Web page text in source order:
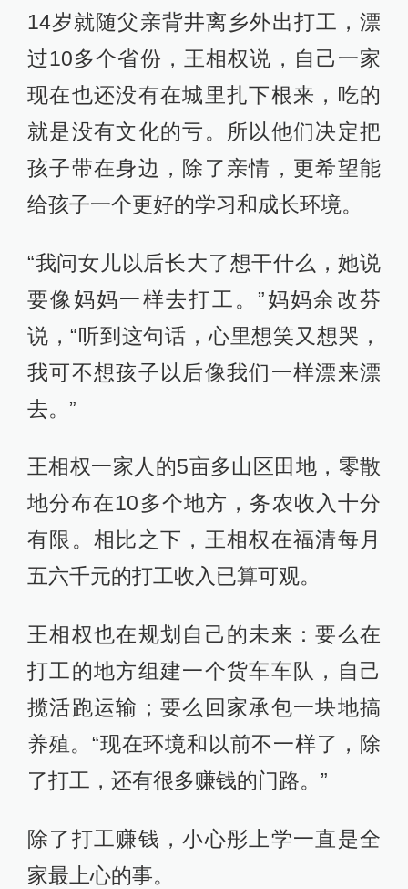
14岁就随父亲背井离乡外出打工，漂
过10多个省份，王相权说，自己一家
现在也还没有在城里扎下根来，吃的
就是没有文化的亏。所以他们决定把
孩子带在身边，除了亲情，更希望能
给孩子一个更好的学习和成长环境。
“我问女儿以后长大了想干什么，她说
要像妈妈一样去打工。”妈妈余改芬
说，“听到这句话，心里想笑又想哭，
我可不想孩子以后像我们一样漂来漂
去。”
王相权一家人的5亩多山区田地，零散
地分布在10多个地方，务农收入十分
有限。相比之下，王相权在福清每月
五六千元的打工收入已算可观。
王相权也在规划自己的未来：要么在
打工的地方组建一个货车车队，自己
揽活跑运输；要么回家承包一块地搞
养殖。“现在环境和以前不一样了，除
了打工，还有很多赚钱的门路。”
除了打工赚钱，小心彤上学一直是全
家最上心的事。